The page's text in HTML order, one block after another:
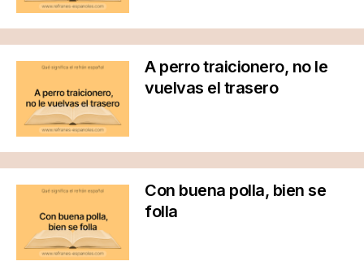
A perro traicionero, no le
vuelvas el trasero
Con buena polla, bien se
folla